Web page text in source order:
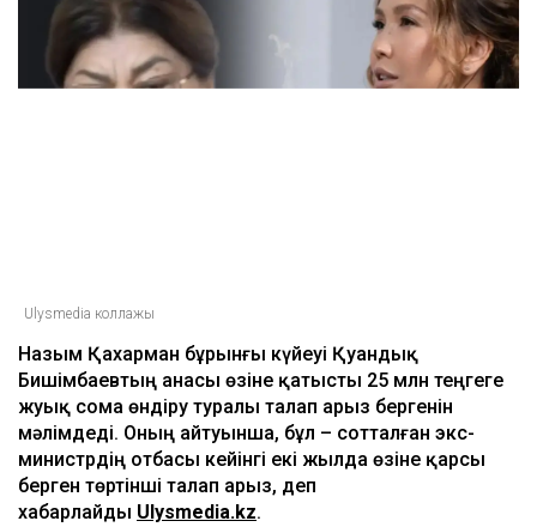
Ulysmedia коллажы
Назым Қахарман бұрынғы күйеуі Қуандық
Бишімбаевтың анасы өзіне қатысты 25 млн теңгеге
жуық сома өндіру туралы талап арыз бергенін
мәлімдеді. Оның айтуынша, бұл – сотталған экс-
министрдің отбасы кейінгі екі жылда өзіне қарсы
берген төртінші талап арыз, деп
хабарлайды Ulysmedia.kz.